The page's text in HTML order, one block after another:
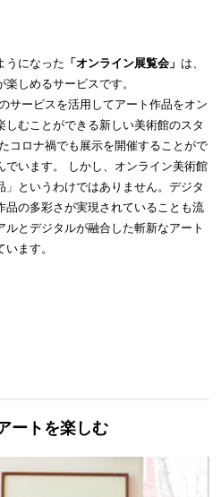
うになった 「オンライン展覧会」 は、
しめるサービスです。
サービスを活用してアート作品をオン
むことができる新しい美術館のスタ
コロナ禍でも展示を開催することがで
でいます。 しかし、オンライン美術館
というわけではありません。デジタ
品の多彩さが実現されていることも流
とデジタルが融合した斬新なアート
ます。
ートを楽しむ